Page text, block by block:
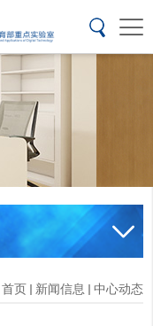
首页 新闻信息 中心动态